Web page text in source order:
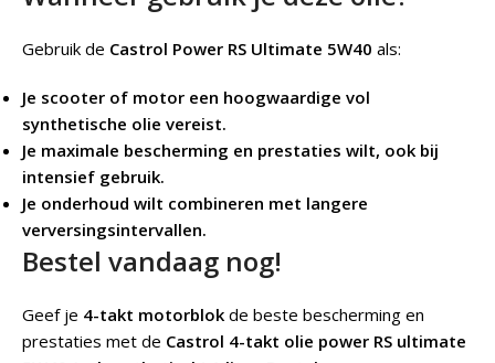
Gebruik de Castrol Power RS Ultimate 5W40 als:
Je scooter of motor een hoogwaardige vol
synthetische olie vereist.
Je maximale bescherming en prestaties wilt, ook bij
intensief gebruik.
Je onderhoud wilt combineren met langere
verversingsintervallen.
Bestel vandaag nog!
Geef je 4-takt motorblok de beste bescherming en
prestaties met de Castrol 4-takt olie power RS ultimate